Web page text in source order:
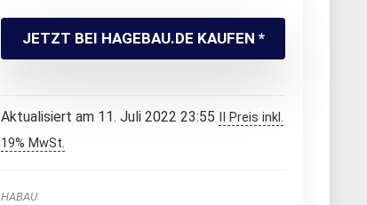
JETZT BEI HAGEBAU.DE KAUFEN *
Aktualisiert am 11. Juli 2022 23:55
II Preis inkl.
19% MwSt.
HABAU